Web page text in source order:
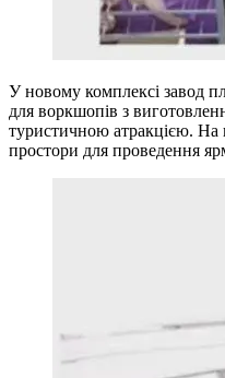
У новому комплексі завод
для воркшопів з
туристичною атракцією. На
простори для проведення